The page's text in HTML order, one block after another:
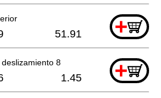
+
51.91
8 +
1.45